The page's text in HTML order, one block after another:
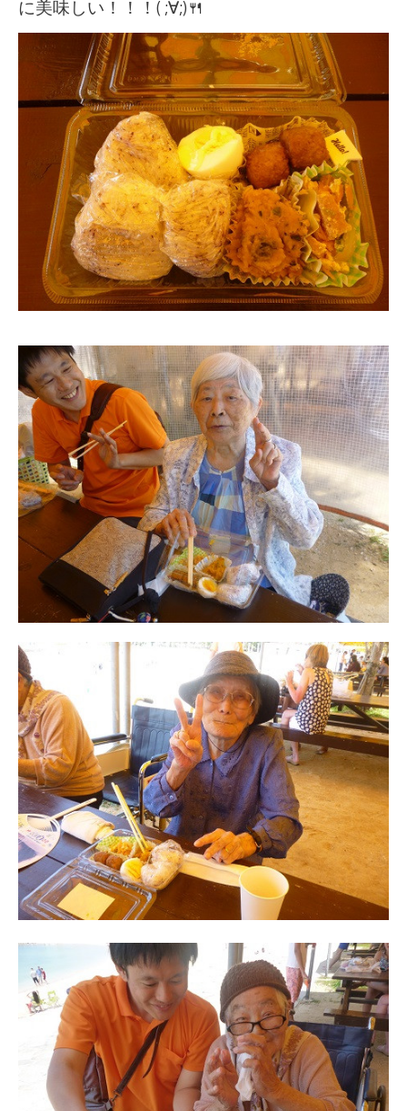
に美味しい！！！( ;∀;)🍴